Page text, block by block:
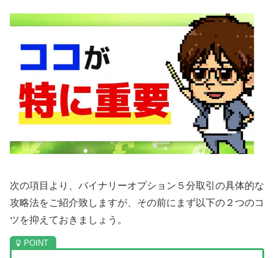
次の項目より、バイナリーオプション５分取引の具体的な
攻略法をご紹介致しますが、その前にまず以下の２つのコ
ツを抑えておきましょう。